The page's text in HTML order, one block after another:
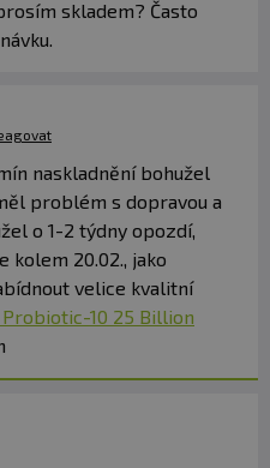
skladem? Často
naskladnění bohužel
problém s dopravou a
o 1-2 týdny opozdí,
kolem 20.02., jako
velice kvalitní
10 25 Billion